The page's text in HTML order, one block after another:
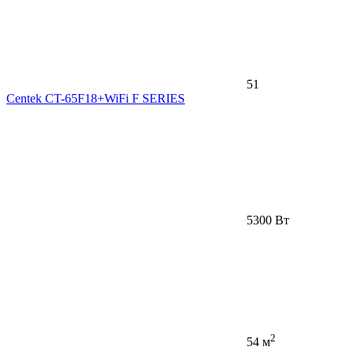
51
Centek CT-65F18+WiFi F SERIES
5300 Вт
54 м2